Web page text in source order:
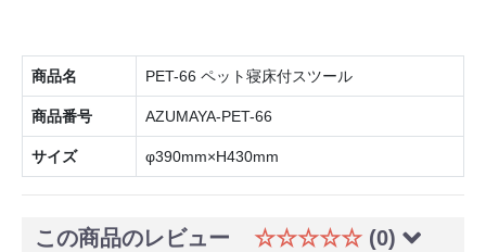
商品名 PET-66 ペット寝床付スツール
商品番号 AZUMAYA-PET-66
サイズ φ390mm×H430mm
この商品のレビュー ☆☆☆☆☆ (0)